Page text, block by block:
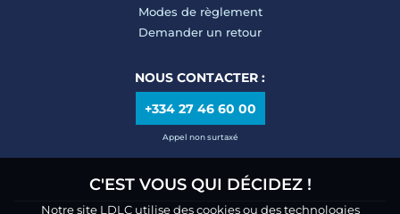
Modes de règlement
Demander un retour
NOUS CONTACTER :
+334 27 46 60 00
Appel non surtaxé
C'EST VOUS QUI DÉCIDEZ !
Notre site LDLC utilise des cookies ou des technologies